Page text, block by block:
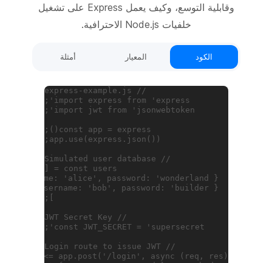
وقابلية التوسع، وكيف يعمل Express على تشغيل
خلفيات Node.js الاحترافية.
الكود المعيار أمثلة